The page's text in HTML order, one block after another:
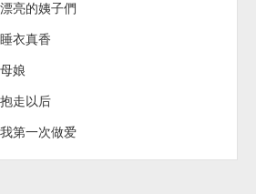
亮的姨子們
衣真香
娘
走以后
第一次做爱